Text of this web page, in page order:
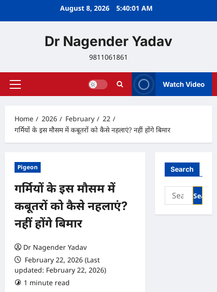
August 8, 2026 5:40:02 AM
Dr Nagender Yadav
9811061861
Primary
Watch Video
Home 2026 February
22
गर्मियों के इस मौसम में कबूतरों को कैसे नहलाएं? नहीं होंगे बिमार
Pigeon
गर्मियों के इस मौसम में
कबूतरों को कैसे नहलाएं?
नहीं होंगे बिमार
Dr Nagender Yadav
February 22, 2026 (Last
updated: February 22, 2026)
1 minute read
Search
Search
for: